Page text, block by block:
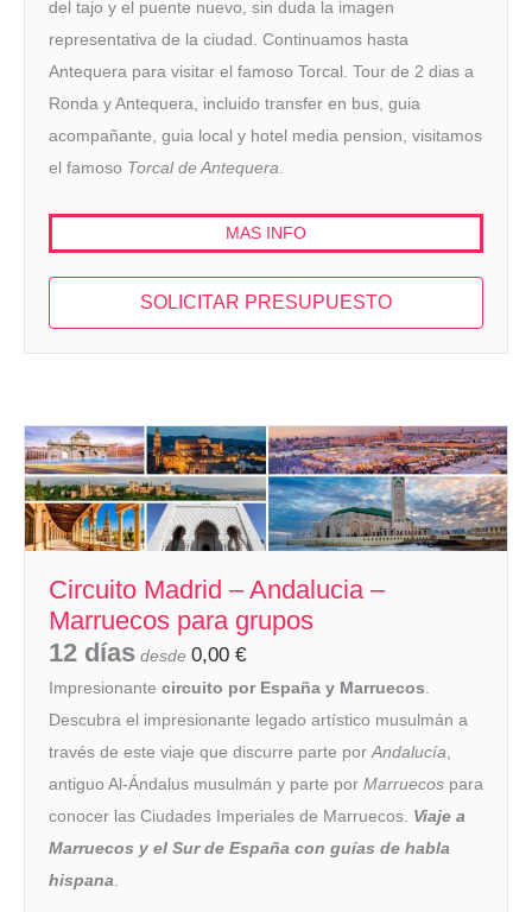
del tajo y el puente nuevo, sin duda la imagen
representativa de la ciudad. Continuamos hasta
Antequera para visitar el famoso Torcal. Tour de 2 dias a
Ronda y Antequera, incluido transfer en bus, guia
acompañante, guia local y hotel media pension, visitamos
el famoso Torcal de Antequera
MAS INFO
SOLICITAR PRESUPUESTO
Circuito Madrid – Andalucia –
Marruecos para grupos
12 días desde 0,00 €
Impresionante circuito por España y Marruecos
Descubra el impresionante legado artístico musulmán a
través de este viaje que discurre parte por Andalucía
antiguo Al-Ándalus musulmán y parte por Marruecos para
conocer las Ciudades Imperiales de Marruecos. Viaje a
Marruecos y el Sur de España con guías de habla
hispana